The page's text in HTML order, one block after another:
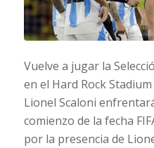
Vuelve a jugar la
en el Hard Rock
Lionel Scaloni
comienzo de la fecha
por la presencia de